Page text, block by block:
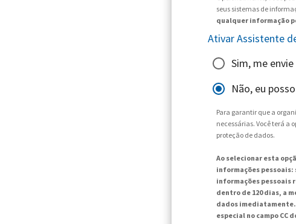
seus sistemas de
qualquer informação
Ativar Assistente
Sim, me
Não, eu
Para garantir que a
necessárias. Você terá a
proteção de dados.
Ao selecionar esta
informações pessoais:
informações pessoais
dentro de 120 dias, a
dados
especial no campo CC